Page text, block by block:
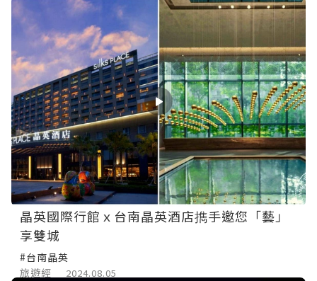
晶英國際行館ｘ台南晶英酒店擕手邀您「藝」
享雙城
#台南晶英
旅遊經
2024.08.05